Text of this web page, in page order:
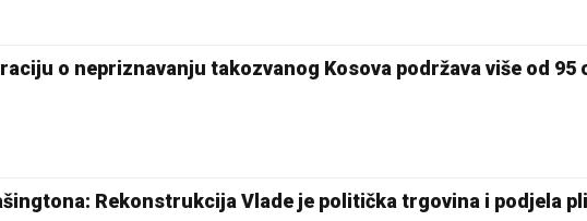
o nepriznavanju takozvanog Kosova podržava više od 95
Rekonstrukcija Vlade je politička trgovina i podjela